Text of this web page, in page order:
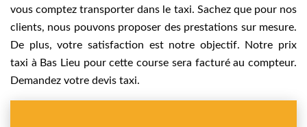
vous comptez transporter dans le taxi. Sachez que pour nos
clients, nous pouvons proposer des prestations sur mesure.
De plus, votre satisfaction est notre objectif. Notre prix
taxi à Bas Lieu pour cette course sera facturé au compteur.
Demandez votre devis taxi.